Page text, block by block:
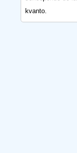
kvanto.